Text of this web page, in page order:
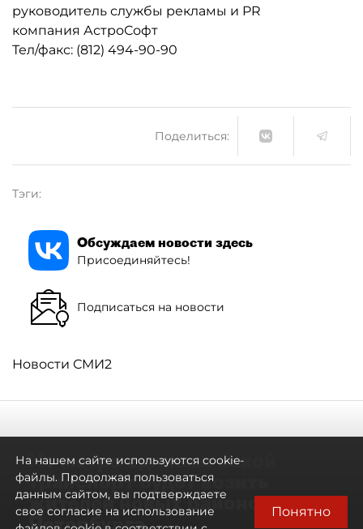
руководитель службы рекламы и PR
компания АстроСофт
Тел/факс: (812) 494-90-90
Поделиться:
Тэги:
Обсуждаем новости здесь
Присоединяйтесь!
Подписаться на новости
Новости СМИ2
Не метро единым: какой
транспорт будет возить
жителей новых районов
Петербурга
На нашем сайте используются cookie-
файлы. Продолжая пользоваться
данным сайтом, вы подтверждаете
свое согласие на использование
Понятно